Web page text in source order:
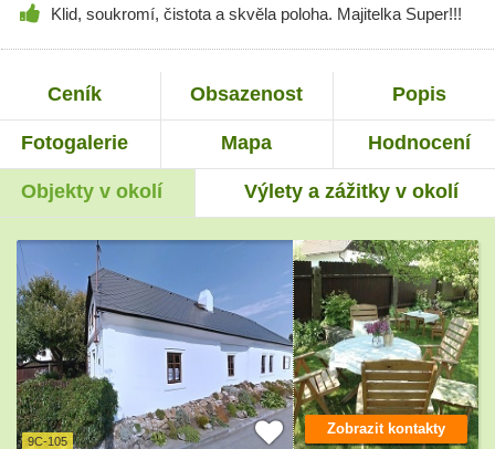
Klid, soukromí, čistota a skvěla poloha. Majitelka Super!!!
Ceník Obsazenost Popis
Fotogalerie Mapa Hodnocení
Objekty v okolí Výlety a zážitky v okolí
9C-105
Zobrazit kontakty